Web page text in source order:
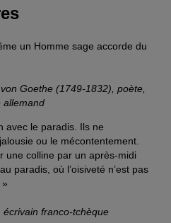
un Homme sage accorde du
Goethe (1749-1832), poète,
allemand
avec le paradis. Ils ne
ou le mécontentement.
une colline par un après-midi
paradis, où l’oisiveté n’est pas
franco-tchèque